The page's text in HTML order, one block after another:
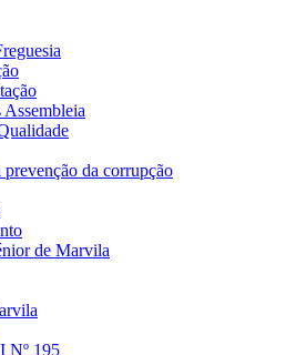
Assembleia
da corrupção
de Marvila
Nº 195